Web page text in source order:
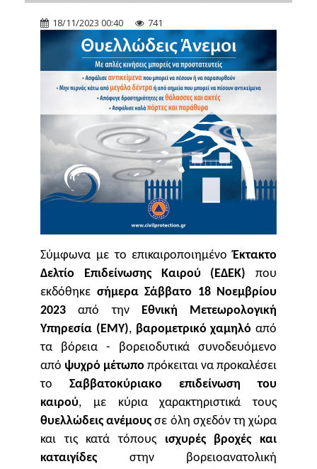
18/11/2023 00:40 741
Σύμφωνα με το επικαιροποιημένοΈκτακτο
Δελτίο Επιδείνωσης Καιρού (ΕΔΕΚ) που
εκδόθηκε σήμερα Σάββατο 18 Νοεμβρίου
2023από την Εθνική Μετεωρολογική
Υπηρεσία (ΕΜΥ), βαρομετρικό χαμηλό από
τα βόρεια - βορειοδυτικά συνοδευόμενο
από ψυχρό μέτωπο πρόκειται να προκαλέσει
το Σαββατοκύριακο επιδείνωση του
καιρού, με κύρια χαρακτηριστικά τους
θυελλώδεις ανέμουςσε όλη σχεδόν τη χώρα
και τις κατά τόπους ισχυρές βροχές και
καταιγίδεςστην βορειοανατολική